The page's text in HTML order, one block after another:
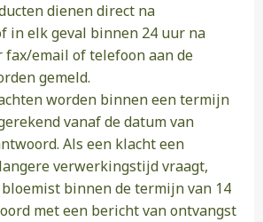
dienen direct na
in elk geval binnen 24 uur na
fax/email of telefoon aan de
gemeld.
worden binnen een termijn
vanaf de datum van
Als een klacht een
verwerkingstijd vraagt,
binnen de termijn van 14
met een bericht van ontvangst